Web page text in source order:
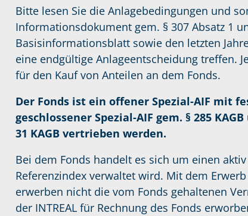
Bitte lesen Sie die Anlagebedingungen und
Informationsdokument gem. § 307 Absatz 1
Basisinformationsblatt sowie den letzten
eine endgültige Anlageentscheidung treffen.
für den Kauf von Anteilen an dem Fonds.
Der Fonds ist ein offener Spezial-AIF mit
geschlossener Spezial-AIF gem. § 285
31 KAGB vertrieben werden.
Bei dem Fonds handelt es sich um einen
Referenzindex verwaltet wird. Mit dem
erwerben nicht die vom Fonds gehaltenen
der INTREAL für Rechnung des Fonds